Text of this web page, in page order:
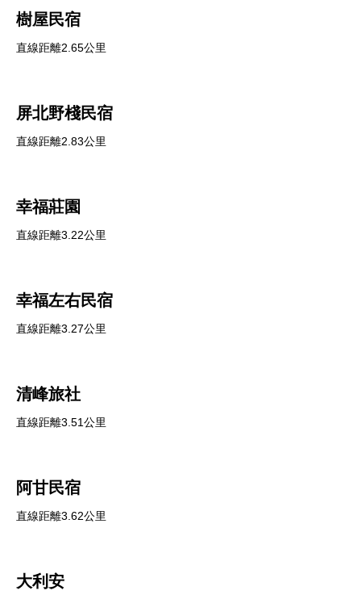
樹屋民宿
直線距離2.65公里
屏北野棧民宿
直線距離2.83公里
幸福莊園
直線距離3.22公里
幸福左右民宿
直線距離3.27公里
清峰旅社
直線距離3.51公里
阿甘民宿
直線距離3.62公里
大利安